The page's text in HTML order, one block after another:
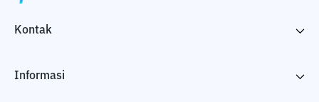
Kontak
Informasi